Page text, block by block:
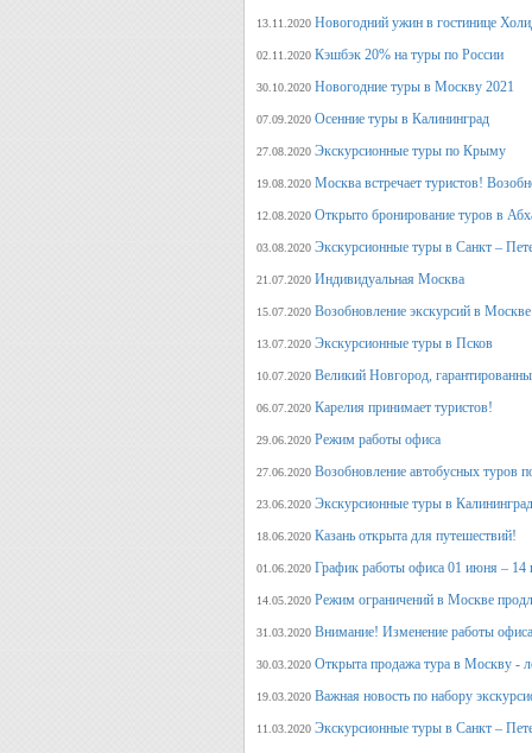
13.11.2020 Новогодний ужин в гостинице
02.11.2020 Кэшбэк 20% на туры по России
30.10.2020 Новогодние туры в Москву 2021
07.09.2020 Осенние туры в Калининград
27.08.2020 Экскурсионные туры по Крыму
19.08.2020 Москва встречает туристов!
12.08.2020 Открыто бронирование туров в
03.08.2020 Экскурсионные туры в Санкт –
21.07.2020 Индивидуальная Москва
15.07.2020 Возобновление экскурсий в
13.07.2020 Экскурсионные туры в Псков
10.07.2020 Великий Новгород,
06.07.2020 Карелия принимает туристов!
29.06.2020 Режим работы офиса
27.06.2020 Возобновление автобусных туров
23.06.2020 Экскурсионные туры в
18.06.2020 Казань открыта для путешествий!
01.06.2020 График работы офиса 01 июня – 14
14.05.2020 Режим ограничений в Москве
31.03.2020 Внимание! Изменение работы
30.03.2020 Открыта продажа тура в Москву -
19.03.2020 Важная новость по набору
11.03.2020 Экскурсионные туры в Санкт –